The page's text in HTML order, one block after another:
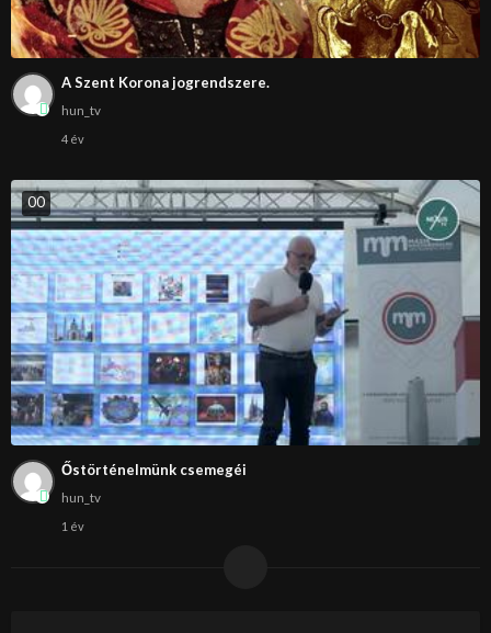
A Szent Korona jogrendszere.
hun_tv
4 év
00
Őstörténelmünk csemegéi
hun_tv
1 év